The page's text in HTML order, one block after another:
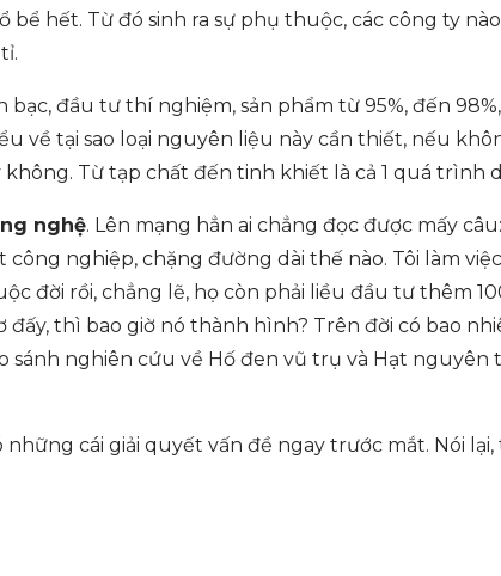
hết. Từ đó sinh ra sự phụ thuộc, các công ty
bạc, đầu tư thí nghiệm, sản phẩm từ 95%, đến
về tại sao loại nguyên liệu này cần thiết, nếu
Từ tạp chất đến tinh khiết là cả 1 quá trình
nghệ. Lên mạng hẳn ai chẳng đọc được mấy
nghiệp, chặng đường dài thế nào. Tôi làm
đời rồi, chẳng lẽ, họ còn phải liều đầu tư thêm
thì bao giờ nó thành hình? Trên đời có bao
nghiên cứu về Hố đen vũ trụ và Hạt nguyên
cái giải quyết vấn đề ngay trước mắt. Nói